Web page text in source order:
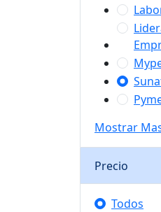
Mostrar
Precio
Todos